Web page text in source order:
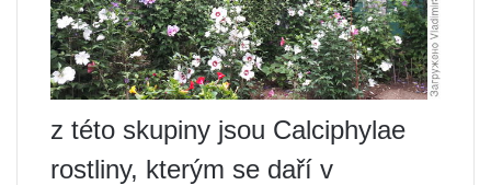
z této skupiny jsou Calciphylae
rostliny, kterým se daří v